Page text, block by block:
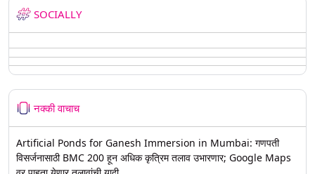
SOCIALLY
नक्की वाचाच
Artificial Ponds for Ganesh Immersion in Mumbai: गणपती
विसर्जनासाठी BMC 200 हून अधिक कृत्रिम तलाव उभारणार; Google Maps